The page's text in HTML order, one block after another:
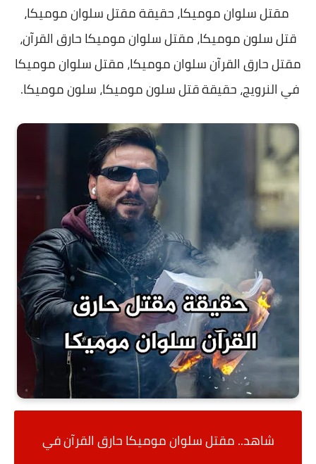
مقتل سلوان موميكا، حقيقة مقتل سلوان موميكا،
قتل سلون موميكا، مقتل سلوان موميكا حارق القرآن،
مقتل حارق القرآن سلوان موميكا، مقتل سلوان موميكا
في النرويج، حقيقة قتل سلون موميكا، سلون موميكا.
شاهد.. مقتل سلوان موميكا حارق القرآن في